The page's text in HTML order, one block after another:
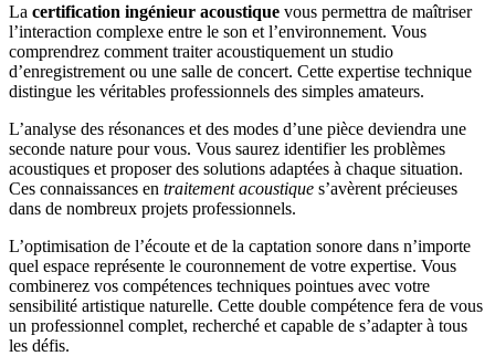
La certification ingénieur acoustique vous permettra de maîtriser
l’interaction complexe entre le son et l’environnement. Vous
comprendrez comment traiter acoustiquement un studio
d’enregistrement ou une salle de concert. Cette expertise technique
distingue les véritables professionnels des simples amateurs.
L’analyse des résonances et des modes d’une pièce deviendra une
seconde nature pour vous. Vous saurez identifier les problèmes
acoustiques et proposer des solutions adaptées à chaque situation.
Ces connaissances en traitement acoustique s’avèrent précieuses
dans de nombreux projets professionnels.
L’optimisation de l’écoute et de la captation sonore dans n’importe
quel espace représente le couronnement de votre expertise. Vous
combinerez vos compétences techniques pointues avec votre
sensibilité artistique naturelle. Cette double compétence fera de vous
un professionnel complet, recherché et capable de s’adapter à tous
les défis.